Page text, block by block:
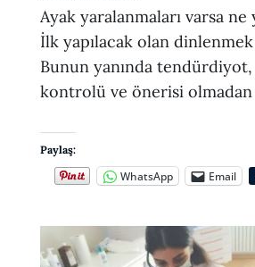
Ayak yaralanmaları varsa ne
İlk yapılacak olan
Bunun yanında
kontrolü ve önerisi olmadan
Paylaş:
WhatsApp Email